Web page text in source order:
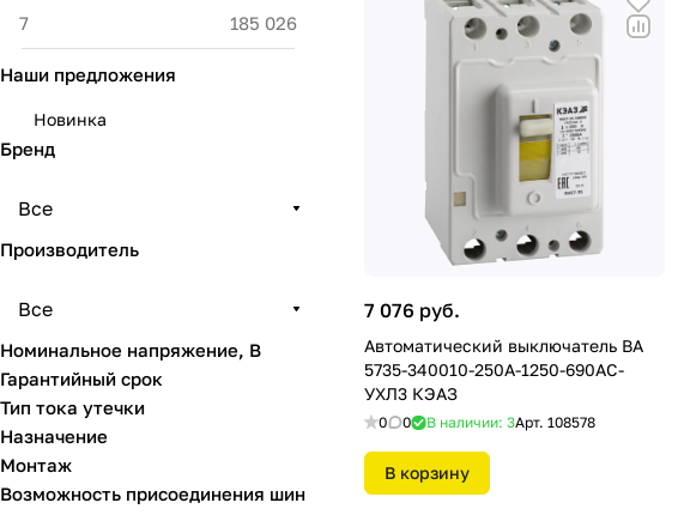
7 076 руб.
Автоматический выключатель ВА
5735-340010-250А-1250-690АС-
УХЛ3 КЭАЗ
0 0 В наличии: 3Арт. 108578
В корзину
Наши предложения
Новинка
Бренд
Все
Производитель
Все
Номинальное напряжение, В
Гарантийный срок
Тип тока утечки
Назначение
Монтаж
Возможность присоединения шин